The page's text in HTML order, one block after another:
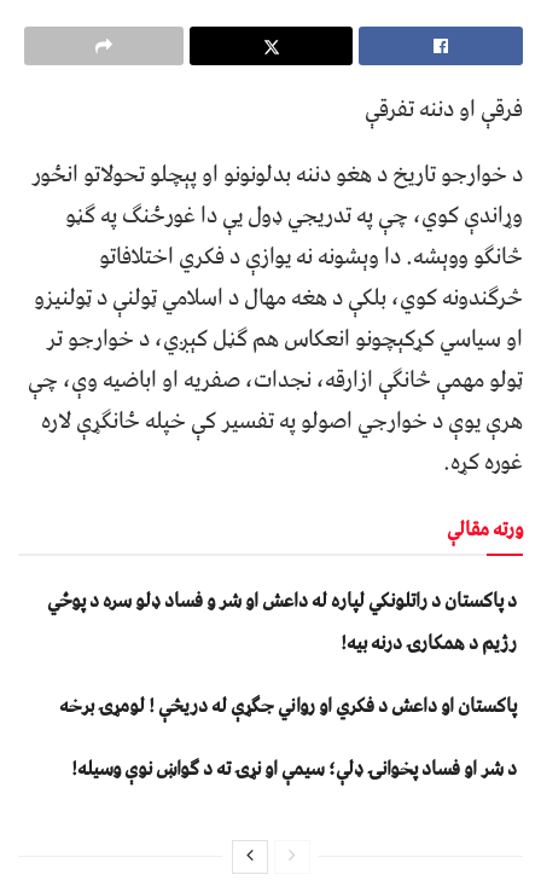
فرقې او دننه تفرقې
د خوارجو تاریخ د هغو دننه بدلونونو او پېچلو تحولاتو انځور
وړاندې کوي، چې په تدریجي ډول یې دا غورځنګ په ګڼو
څانګو ووېشه. دا وېشونه نه یوازې د فکري اختلافاتو
څرګندونه کوي، بلکې د هغه مهال د اسلامي ټولنې د ټولنیزو
او سیاسي کړکېچونو انعکاس هم ګڼل کېږي، د خوارجو تر
ټولو مهمې څانګې ازارقه، نجدات، صفریه او اباضیه وې، چې
هرې یوې د خوارجي اصولو په تفسیر کې خپله ځانګړې لاره
غوره کړه.
ورته مقالې
د پاکستان د راتلونکي لپاره له داعش او شر و فساد ډلو سره د پوځي
رژیم د همکارۍ درنه بیه!
پاکستان او داعش د فکري او رواني جګړې له دریڅې ! لومړۍ برخه
د شر او فساد پخوانۍ ډلې؛ سیمې او نړۍ ته د ګواښ نوې وسیله!